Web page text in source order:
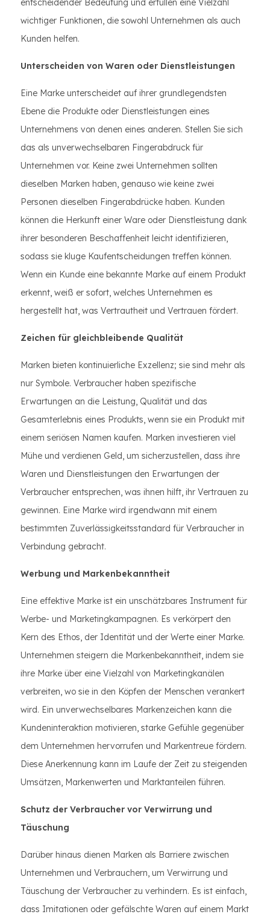
entscheidender Bedeutung und erfüllen eine Vielzahl
wichtiger Funktionen, die sowohl Unternehmen als auch
Kunden helfen.
Unterscheiden von Waren oder Dienstleistungen
Eine Marke unterscheidet auf ihrer grundlegendsten
Ebene die Produkte oder Dienstleistungen eines
Unternehmens von denen eines anderen. Stellen Sie sich
das als unverwechselbaren Fingerabdruck für
Unternehmen vor. Keine zwei Unternehmen sollten
dieselben Marken haben, genauso wie keine zwei
Personen dieselben Fingerabdrücke haben. Kunden
können die Herkunft einer Ware oder Dienstleistung dank
ihrer besonderen Beschaffenheit leicht identifizieren,
sodass sie kluge Kaufentscheidungen treffen können.
Wenn ein Kunde eine bekannte Marke auf einem Produkt
erkennt, weiß er sofort, welches Unternehmen es
hergestellt hat, was Vertrautheit und Vertrauen fördert.
Zeichen für gleichbleibende Qualität
Marken bieten kontinuierliche Exzellenz; sie sind mehr als
nur Symbole. Verbraucher haben spezifische
Erwartungen an die Leistung, Qualität und das
Gesamterlebnis eines Produkts, wenn sie ein Produkt mit
einem seriösen Namen kaufen. Marken investieren viel
Mühe und verdienen Geld, um sicherzustellen, dass ihre
Waren und Dienstleistungen den Erwartungen der
Verbraucher entsprechen, was ihnen hilft, ihr Vertrauen zu
gewinnen. Eine Marke wird irgendwann mit einem
bestimmten Zuverlässigkeitsstandard für Verbraucher in
Verbindung gebracht.
Werbung und Markenbekanntheit
Eine effektive Marke ist ein unschätzbares Instrument für
Werbe- und Marketingkampagnen. Es verkörpert den
Kern des Ethos, der Identität und der Werte einer Marke.
Unternehmen steigern die Markenbekanntheit, indem sie
ihre Marke über eine Vielzahl von Marketingkanälen
verbreiten, wo sie in den Köpfen der Menschen verankert
wird. Ein unverwechselbares Markenzeichen kann die
Kundeninteraktion motivieren, starke Gefühle gegenüber
dem Unternehmen hervorrufen und Markentreue fördern.
Diese Anerkennung kann im Laufe der Zeit zu steigenden
Umsätzen, Markenwerten und Marktanteilen führen.
Schutz der Verbraucher vor Verwirrung und
Täuschung
Darüber hinaus dienen Marken als Barriere zwischen
Unternehmen und Verbrauchern, um Verwirrung und
Täuschung der Verbraucher zu verhindern. Es ist einfach,
dass Imitationen oder gefälschte Waren auf einem Markt